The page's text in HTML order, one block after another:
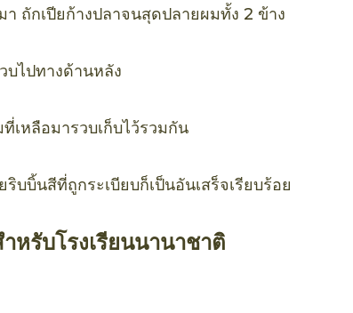
ถักเปียก้างปลาจนสุดปลายผมทั้ง 2 ข้าง
บไปทางด้านหลัง
เหลือมารวบเก็บไว้รวมกัน
บบิ้นสีที่ถูกระเบียบก็เป็นอันเสร็จเรียบร้อย
หรับโรงเรียนนานาชาติ